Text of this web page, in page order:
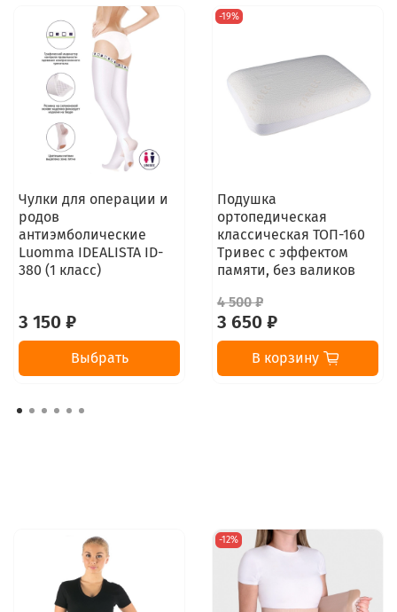
Чулки для операции и
родов
антиэмболические
Luomma IDEALISTA ID-
380 (1 класс)
3 150 ₽
Выбрать
-19%
Подушка
ортопедическая
классическая ТОП-160
Тривес с эффектом
памяти, без валиков
4 500 ₽
3 650 ₽
В корзину
-12%